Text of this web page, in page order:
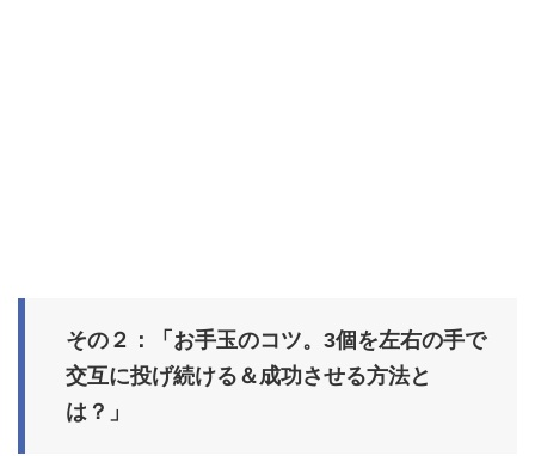
その２：「お手玉のコツ。3個を左右の手で
交互に投げ続ける＆成功させる方法と
は？」